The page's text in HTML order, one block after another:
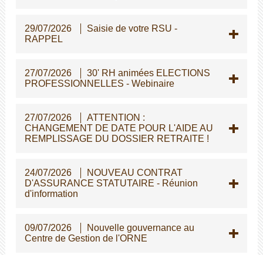
29/07/2026
Saisie de votre RSU -
RAPPEL
27/07/2026
30' RH animées ELECTIONS
PROFESSIONNELLES - Webinaire
27/07/2026
ATTENTION :
CHANGEMENT DE DATE POUR L'AIDE AU
REMPLISSAGE DU DOSSIER RETRAITE !
24/07/2026
NOUVEAU CONTRAT
D'ASSURANCE STATUTAIRE - Réunion
d'information
09/07/2026
Nouvelle gouvernance au
Centre de Gestion de l'ORNE